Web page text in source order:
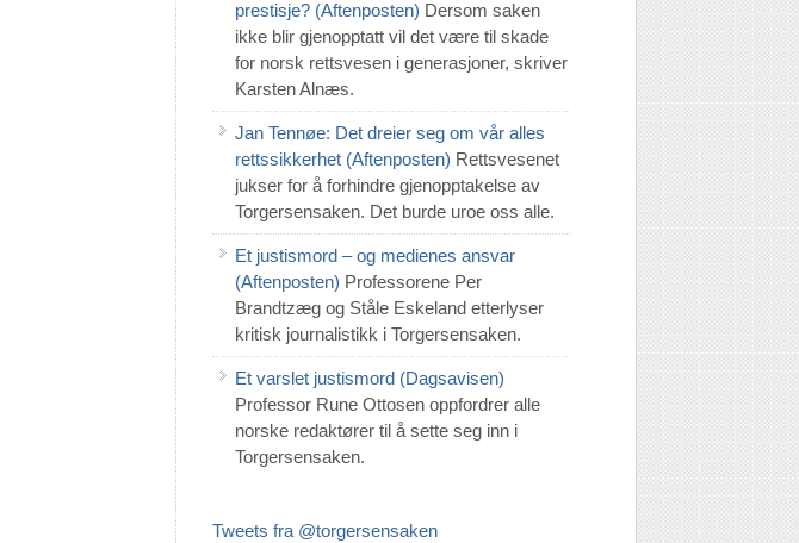
prestisje? (Aftenposten) Dersom saken
ikke blir gjenopptatt vil det være til skade
for norsk rettsvesen i generasjoner, skriver
Karsten Alnæs.
Jan Tennøe: Det dreier seg om vår alles
rettssikkerhet (Aftenposten) Rettsvesenet
jukser for å forhindre gjenopptakelse av
Torgersensaken. Det burde uroe oss alle.
Et justismord – og medienes ansvar
(Aftenposten) Professorene Per
Brandtzæg og Ståle Eskeland etterlyser
kritisk journalistikk i Torgersensaken.
Et varslet justismord (Dagsavisen)
Professor Rune Ottosen oppfordrer alle
norske redaktører til å sette seg inn i
Torgersensaken.
Tweets fra @torgersensaken